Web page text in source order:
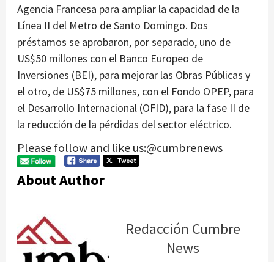
Agencia Francesa para ampliar la capacidad de la
Línea II del Metro de Santo Domingo. Dos
préstamos se aprobaron, por separado, uno de
US$50 millones con el Banco Europeo de
Inversiones (BEI), para mejorar las Obras Públicas y
el otro, de US$75 millones, con el Fondo OPEP, para
el Desarrollo Internacional (OFID), para la fase II de
la reducción de la pérdidas del sector eléctrico.
Please follow and like us:@cumbrenews
About Author
Redacción Cumbre
News